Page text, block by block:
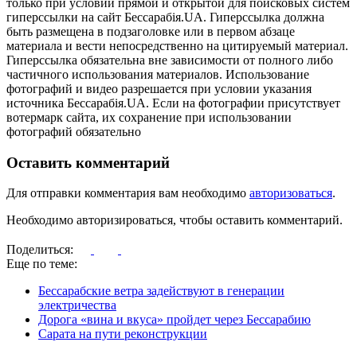
гиперссылки на сайт Бессарабія.UA. Гиперссылка должна
быть размещена в подзаголовке или в первом абзаце
материала и вести непосредственно на цитируемый материал.
Гиперссылка обязательна вне зависимости от полного либо
частичного использования материалов. Использование
фотографий и видео разрешается при условии указания
источника Бессарабія.UA. Если на фотографии присутствует
вотермарк сайта, их сохранение при использовании
фотографий обязательно
Оставить комментарий
Для отправки комментария вам необходимо авторизоваться.
Необходимо авторизироваться, чтобы оставить комментарий.
Поделиться:
Еще по теме:
Бессарабские ветра задействуют в генерации
электричества
Дорога «вина и вкуса» пройдет через Бессарабию
Сарата на пути реконструкции